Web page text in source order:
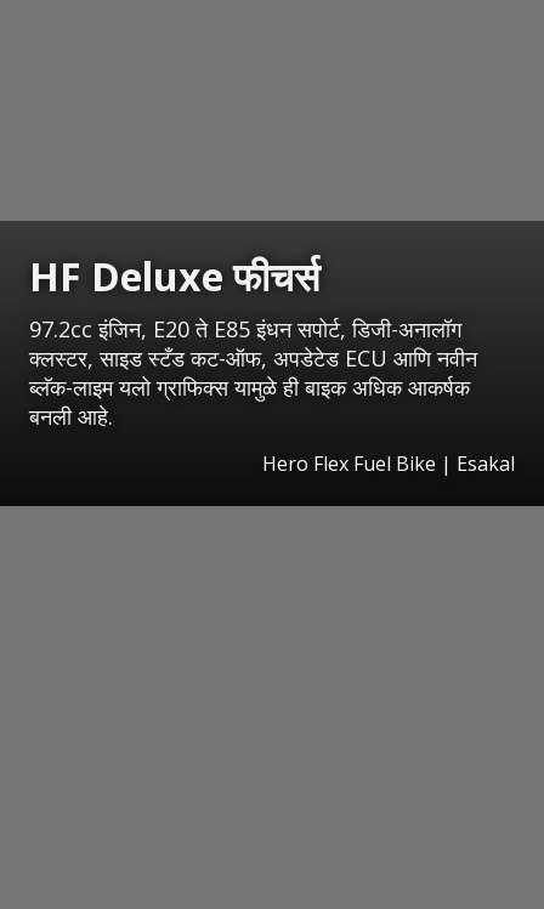
HF Deluxe फीचर्स
97.2cc इंजिन, E20 ते E85 इंधन सपोर्ट, डिजी-अनालॉग
क्लस्टर, साइड स्टँड कट-ऑफ, अपडेटेड ECU आणि नवीन
ब्लॅक-लाइम यलो ग्राफिक्स यामुळे ही बाइक अधिक आकर्षक
बनली आहे.
Hero Flex Fuel Bike | Esakal